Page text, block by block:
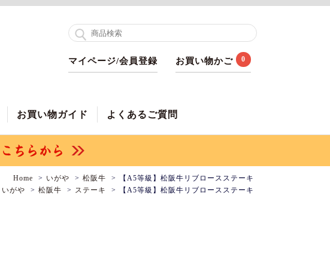
マイページ/会員登録 お買い物かご 0
お買い物ガイド よくあるご質問
Home いがや 松阪牛
【A5等級】松阪牛リブロースステーキ
いがや 松阪牛 ステーキ 【A5等級】松阪牛リブロースステーキ